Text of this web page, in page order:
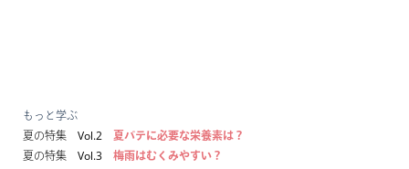
もっと学ぶ
夏の特集 Vol.2 夏バテに必要な栄養素は？
夏の特集 Vol.3 梅雨はむくみやすい？